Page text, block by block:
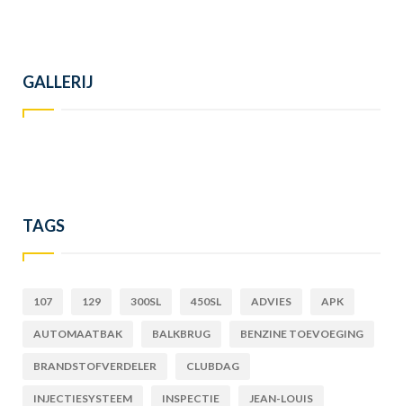
GALLERIJ
TAGS
107 129 300SL 450SL ADVIES APK
AUTOMAATBAK BALKBRUG BENZINE TOEVOEGING
BRANDSTOFVERDELER CLUBDAG
INJECTIESYSTEEM INSPECTIE JEAN-LOUIS